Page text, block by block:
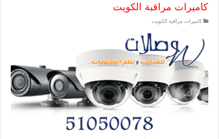
كاميرات مراقبة الكويت
كاميرات مراقبة الكويت